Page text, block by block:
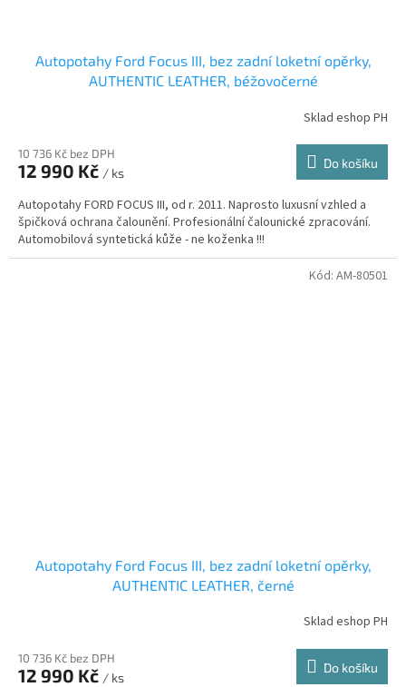
Autopotahy Ford Focus III, bez zadní loketní opěrky,
AUTHENTIC LEATHER, béžovočerné
Sklad eshop PH
10 736 Kč bez DPH
12 990 Kč / ks
Do košíku
Autopotahy FORD FOCUS III, od r. 2011. Naprosto luxusní vzhled a
špičková ochrana čalounění. Profesionální čalounické zpracování.
Automobilová syntetická kůže - ne koženka !!!
Autopotahy Ford Focus III, bez zadní loketní opěrky,
AUTHENTIC LEATHER, černé
Sklad eshop PH
10 736 Kč bez DPH
12 990 Kč / ks
Do košíku
Kód: AM-80501